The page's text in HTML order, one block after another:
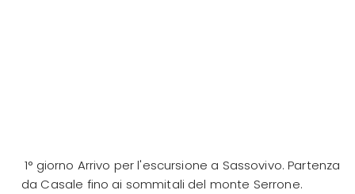
1° giorno Arrivo per l'escursione a Sassovivo. Partenza
da Casale fino ai sommitali del monte Serrone.